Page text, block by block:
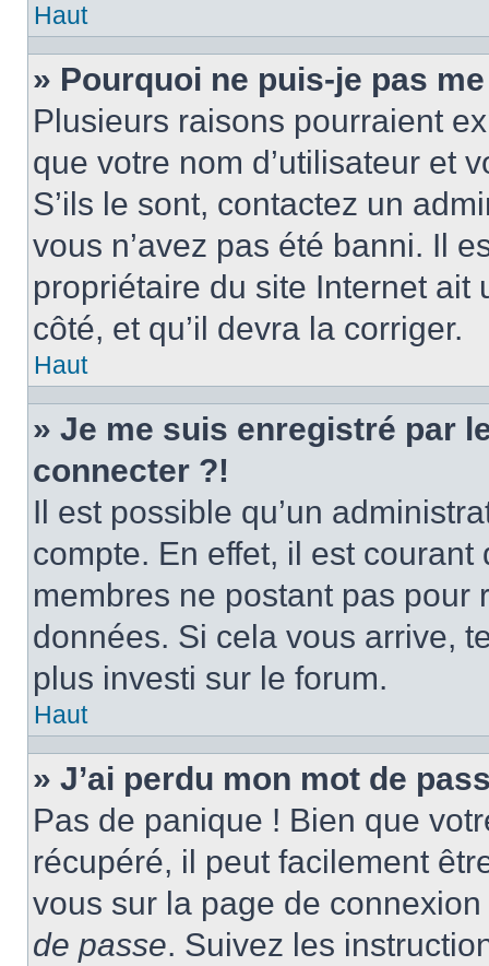
Haut
» Pourquoi ne puis-je pas
Plusieurs raisons pourraient
que votre nom d’utilisateur et
S’ils le sont, contactez un
vous n’avez pas été banni. Il
propriétaire du site Internet
côté, et qu’il devra la corriger.
Haut
» Je me suis enregistré par
connecter ?!
Il est possible qu’un
compte. En effet, il est
membres ne postant pas
données. Si cela vous arrive,
plus investi sur le forum.
Haut
» J’ai perdu mon mot de
Pas de panique ! Bien que
récupéré, il peut facilement
vous sur la page de
de passe. Suivez les